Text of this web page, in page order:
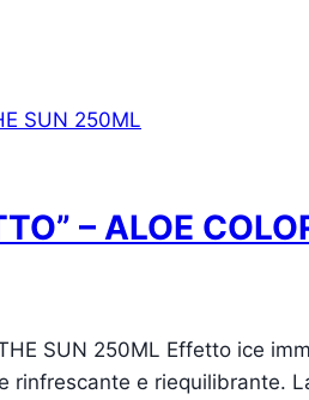
– ALOE
THE SUN 250ML Effetto ice
e riequilibrante.